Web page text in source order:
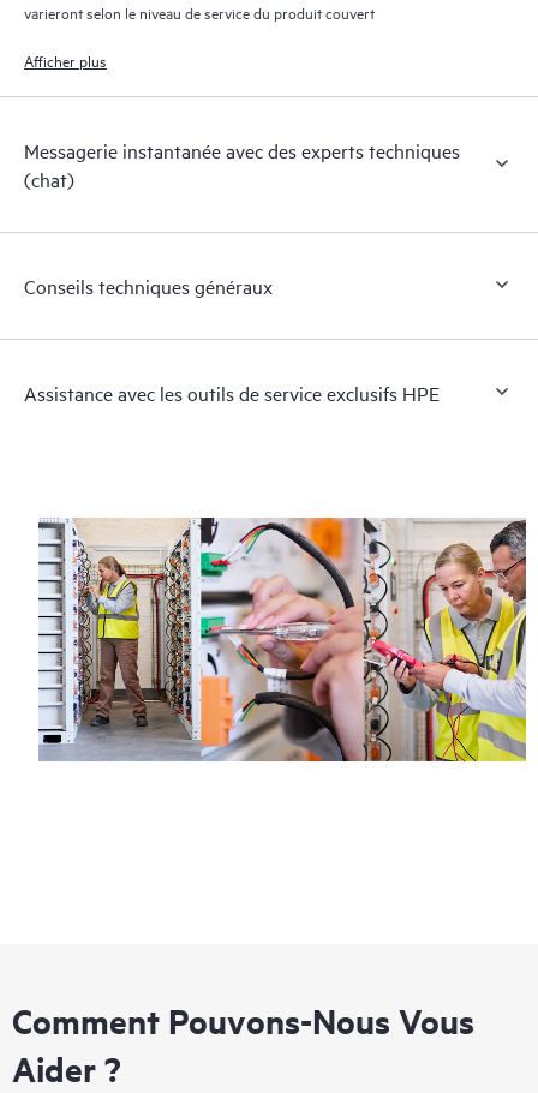
varieront selon le niveau de service du produit couvert
Afficher plus
Messagerie instantanée avec des experts techniques
(chat)
Conseils techniques généraux
Assistance avec les outils de service exclusifs HPE
Comment Pouvons-Nous Vous
Aider ?